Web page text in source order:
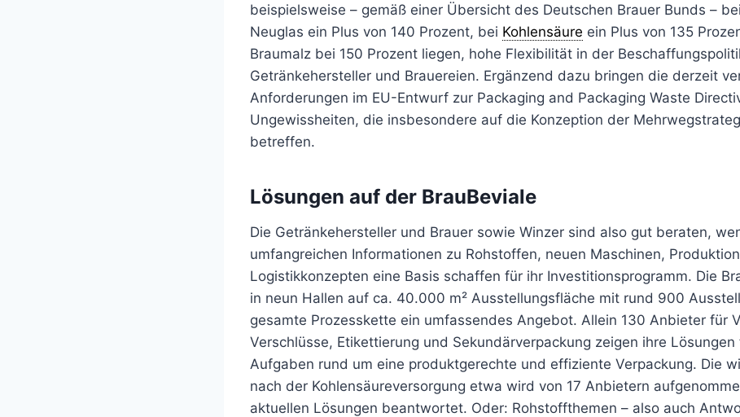
beispielsweise – gemäß einer Übersicht des Deutschen Brauer Bunds –
Neuglas ein Plus von 140 Prozent, bei Kohlensäure ein Plus von 135
Braumalz bei 150 Prozent liegen, hohe Flexibilität in der
Getränkehersteller und Brauereien. Ergänzend dazu bringen die derzeit
Anforderungen im EU-Entwurf zur Packaging and Packaging Waste
Ungewissheiten, die insbesondere auf die Konzeption der
betreffen.
Lösungen auf der BrauBeviale
Die Getränkehersteller und Brauer sowie Winzer sind also gut beraten,
umfangreichen Informationen zu Rohstoffen, neuen Maschinen,
Logistikkonzepten eine Basis schaffen für ihr Investitionsprogramm. Die
in neun Hallen auf ca. 40.000 m² Ausstellungsfläche mit rund 900
gesamte Prozesskette ein umfassendes Angebot. Allein 130 Anbieter für
Verschlüsse, Etikettierung und Sekundärverpackung zeigen ihre Lösungen
Aufgaben rund um eine produktgerechte und effiziente Verpackung. Die
nach der Kohlensäureversorgung etwa wird von 17 Anbietern
aktuellen Lösungen beantwortet. Oder: Rohstoffthemen – also auch